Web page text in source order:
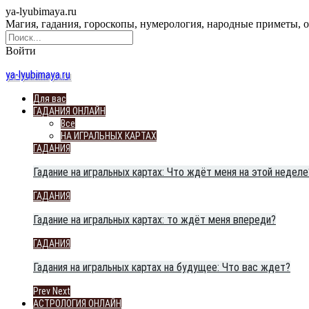
ya-lyubimaya.ru
Магия, гадания, гороскопы, нумерология, народные приметы,
Войти
ya-lyubimaya.ru
Для вас
ГАДАНИЯ ОНЛАЙН
Все
НА ИГРАЛЬНЫХ КАРТАХ
ГАДАНИЯ
Гадание на игральных картах: Что ждёт меня на этой
ГАДАНИЯ
Гадание на игральных картах: то ждёт меня впереди?
ГАДАНИЯ
Гадания на игральных картах на будущее: Что вас ждет?
Prev Next
АСТРОЛОГИЯ ОНЛАЙН